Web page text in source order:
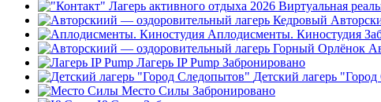
Аплодисменты. Киностудия
Лагерь IP Pump Забронировано
Детский лагерь
Место Силы Забронировано